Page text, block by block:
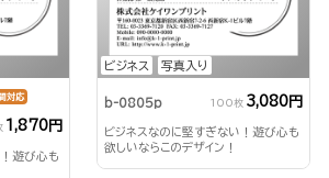
対応
1,870円
遊び心も
ビジネス 写真入り
b-0805p 100枚 3,080円
ビジネスなのに堅すぎない！遊び心も
欲しいならこのデザイン！